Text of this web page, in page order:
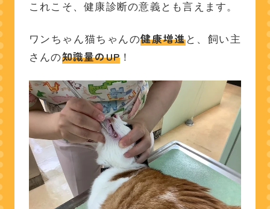
これこそ、健康診断の意義とも言えます。
ワンちゃん猫ちゃんの健康増進と、飼い主
さんの知識量のUP ！